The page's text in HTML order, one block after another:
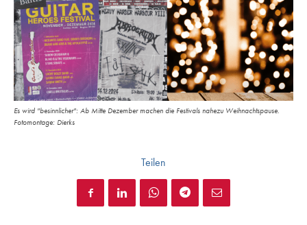
Es wird "besinnlicher": Ab Mitte Dezember machen die Festivals nahezu Weihnachtspause.
Fotomontage: Dierks
Teilen